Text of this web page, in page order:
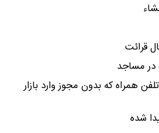
قرائت
مساجد
همراه كه بدون مجوز وارد بازار
شده